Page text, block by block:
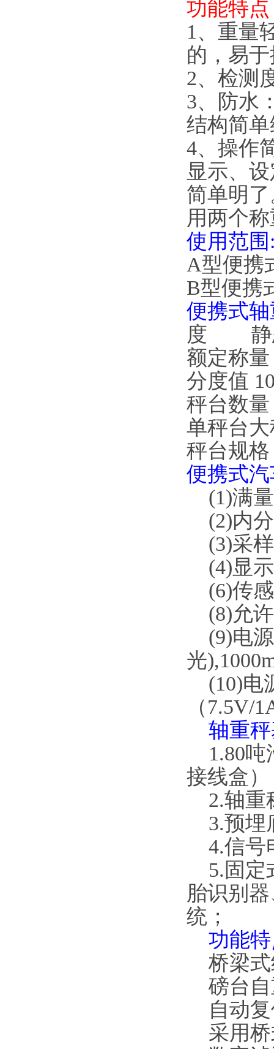
功能特
1、 重量
的，易
2、检测
3、防水
结构简
4、操作
显示、
简单明
用两个
使用范围
A型便携
B型便携
便携式
度 静态
额定称
分度值
秤台数量
单秤台
秤台规
便携式
(1)满
(2)内分
(3)采样
(4)显示
(6)传感
(8)允
(9)电源
光
(10)电
（7.5V/
轴重秤
1.80吨
接线盒
2.轴重
3.预埋
4.信号
5.固定
胎识别
统；
功能特
桥梁式
磅台自
自动复
采用桥